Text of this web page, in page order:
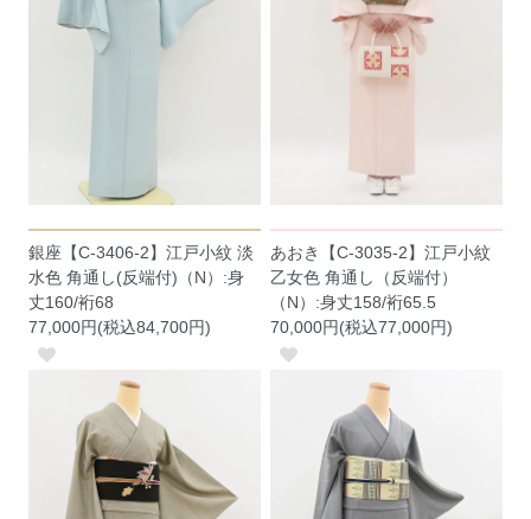
銀座【C-3406-2】江戸小紋 淡
水色 角通し(反端付)（N）:身
丈160/裄68
77,000円(税込84,700円)
あおき【C-3035-2】江戸小紋
乙女色 角通し（反端付）
（N）:身丈158/裄65.5
70,000円(税込77,000円)